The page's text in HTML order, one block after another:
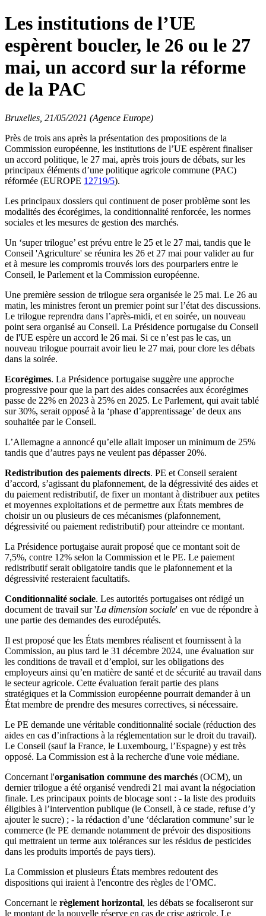
Les institutions de l’UE
espèrent boucler, le 26 ou le 27
mai, un accord sur la réforme
de la PAC
Bruxelles, 21/05/2021 (Agence Europe)
Près de trois ans après la présentation des propositions de la
Commission européenne, les institutions de l’UE espèrent finaliser
un accord politique, le 27 mai, après trois jours de débats, sur les
principaux éléments d’une politique agricole commune (PAC)
réformée (EUROPE 12719/5).
Les principaux dossiers qui continuent de poser problème sont les
modalités des écorégimes, la conditionnalité renforcée, les normes
sociales et les mesures de gestion des marchés.
Un ‘super trilogue’ est prévu entre le 25 et le 27 mai, tandis que le
Conseil 'Agriculture' se réunira les 26 et 27 mai pour valider au fur
et à mesure les compromis trouvés lors des pourparlers entre le
Conseil, le Parlement et la Commission européenne.
Une première session de trilogue sera organisée le 25 mai. Le 26 au
matin, les ministres feront un premier point sur l’état des discussions.
Le trilogue reprendra dans l’après-midi, et en soirée, un nouveau
point sera organisé au Conseil. La Présidence portugaise du Conseil
de l'UE espère un accord le 26 mai. Si ce n’est pas le cas, un
nouveau trilogue pourrait avoir lieu le 27 mai, pour clore les débats
dans la soirée.
Ecorégimes. La Présidence portugaise suggère une approche
progressive pour que la part des aides consacrées aux écorégimes
passe de 22% en 2023 à 25% en 2025. Le Parlement, qui avait tablé
sur 30%, serait opposé à la ‘phase d’apprentissage’ de deux ans
souhaitée par le Conseil.
L’Allemagne a annoncé qu’elle allait imposer un minimum de 25%
tandis que d’autres pays ne veulent pas dépasser 20%.
Redistribution des paiements directs. PE et Conseil seraient
d’accord, s’agissant du plafonnement, de la dégressivité des aides et
du paiement redistributif, de fixer un montant à distribuer aux petites
et moyennes exploitations et de permettre aux États membres de
choisir un ou plusieurs de ces mécanismes (plafonnement,
dégressivité ou paiement redistributif) pour atteindre ce montant.
La Présidence portugaise aurait proposé que ce montant soit de
7,5%, contre 12% selon la Commission et le PE. Le paiement
redistributif serait obligatoire tandis que le plafonnement et la
dégressivité resteraient facultatifs.
Conditionnalité sociale. Les autorités portugaises ont rédigé un
document de travail sur 'La dimension sociale' en vue de répondre à
une partie des demandes des eurodéputés.
Il est proposé que les États membres réalisent et fournissent à la
Commission, au plus tard le 31 décembre 2024, une évaluation sur
les conditions de travail et d’emploi, sur les obligations des
employeurs ainsi qu’en matière de santé et de sécurité au travail dans
le secteur agricole. Cette évaluation ferait partie des plans
stratégiques et la Commission européenne pourrait demander à un
État membre de prendre des mesures correctives, si nécessaire.
Le PE demande une véritable conditionnalité sociale (réduction des
aides en cas d’infractions à la réglementation sur le droit du travail).
Le Conseil (sauf la France, le Luxembourg, l’Espagne) y est très
opposé. La Commission est à la recherche d'une voie médiane.
Concernant l'organisation commune des marchés (OCM), un
dernier trilogue a été organisé vendredi 21 mai avant la négociation
finale. Les principaux points de blocage sont : - la liste des produits
éligibles à l’intervention publique (le Conseil, à ce stade, refuse d’y
ajouter le sucre) ; - la rédaction d’une ‘déclaration commune’ sur le
commerce (le PE demande notamment de prévoir des dispositions
qui mettraient un terme aux tolérances sur les résidus de pesticides
dans les produits importés de pays tiers).
La Commission et plusieurs États membres redoutent des
dispositions qui iraient à l'encontre des règles de l’OMC.
Concernant le règlement horizontal, les débats se focaliseront sur
le montant de la nouvelle réserve en cas de crise agricole. Le